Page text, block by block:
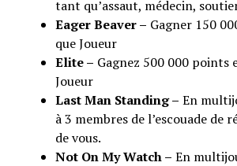
tant qu’assaut, médecin,
Eager Beaver – Gagner 150
que Joueur
Elite – Gagnez 500 000 points
Joueur
Last Man Standing – En
à 3 membres de l’escouade de
de vous.
Not On My Watch – En